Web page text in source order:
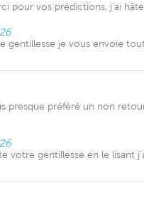
pour vos prédictions, j’ai
je vous envoie
presque préféré un non
votre gentillesse en le lisant